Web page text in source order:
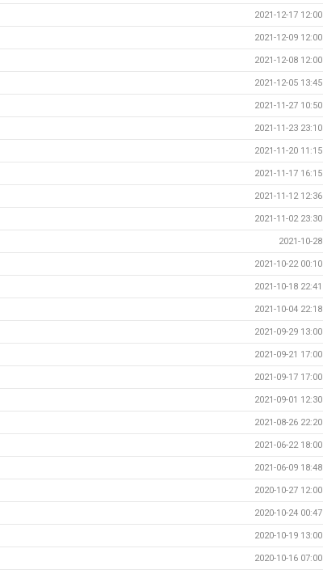
2021-12-17 12:00
2021-12-09 12:00
2021-12-08 12:00
2021-12-05 13:45
2021-11-27 10:50
2021-11-23 23:10
2021-11-20 11:15
2021-11-17 16:15
2021-11-12 12:36
2021-11-02 23:30
2021-10-28
2021-10-22 00:10
2021-10-18 22:41
2021-10-04 22:18
2021-09-29 13:00
2021-09-21 17:00
2021-09-17 17:00
2021-09-01 12:30
2021-08-26 22:20
2021-06-22 18:00
2021-06-09 18:48
2020-10-27 12:00
2020-10-24 00:47
2020-10-19 13:00
2020-10-16 07:00